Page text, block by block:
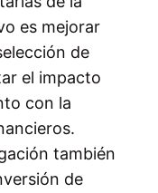
es mejorar
de
el impacto
con la
también
de